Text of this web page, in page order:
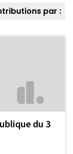
par :
du 3